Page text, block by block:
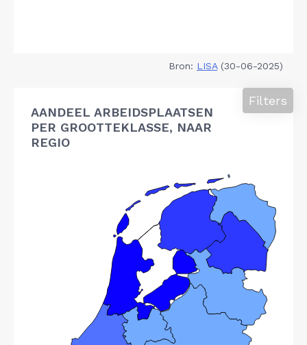
Bron: LISA(30-06-2025)
AANDEEL ARBEIDSPLAATSEN
PER GROOTTEKLASSE, NAAR
REGIO
Filters